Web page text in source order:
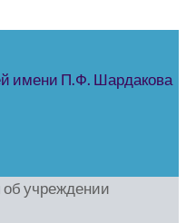
имени П.Ф. Шардакова
учреждении